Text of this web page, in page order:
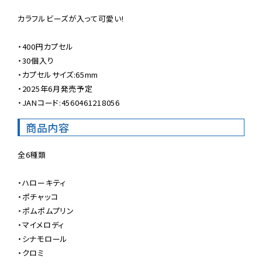
カラフルビーズが入って可愛い!
・400円カプセル
・30個入り
・カプセルサイズ:65mm
・2025年6月発売予定
・JANコード:4560461218056
商品内容
全6種類
・ハローキティ
・ポチャッコ
・ポムポムプリン
・マイメロディ
・シナモロール
・クロミ